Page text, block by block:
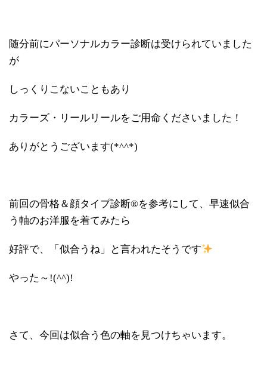
随分前にパーソナルカラー診断は受けられていました
が
しっくりこないこともあり
カラーズ・リールリールをご用命くださいました！
ありがとうございます(*^^*)
前回の骨格＆顔タイプ診断®を参考にして、早速似合
う軸のお洋服を着てみたら
好評で、「似合うね」と言われたそうです
やった～!(^^)!
さて、今回は似合う色の軸を見つけちゃいます。